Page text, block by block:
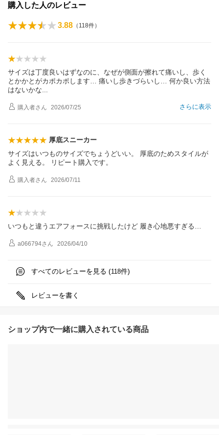
購入した人のレビュー
3.88 （ 118件）
サイズは丁度良いはずなのに、なぜが側面が擦れて痛いし、歩く
とかかとがカポカポします… 痛いし歩きづらいし… 何か良い方法
はないかな
さらに表示
購入者さん 2026/07/25
厚底スニーカー
サイズはいつものサイズでちょうどいい。 厚底のためスタイルが
よく見える。 リピート購入です。
購入者さん 2026/07/11
いつもと違うエアフォースに挑戦したけど 履き心地悪すぎる…
a066794さん 2026/04/10
すべてのレビューを見る (118件)
レビューを書く
ショップ内で一緒に購入されている商品